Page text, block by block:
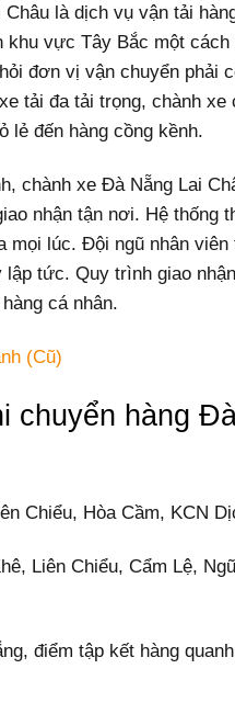
là dịch vụ vận tải
vực Tây Bắc một
đơn vị vận chuyển phải
tải đa tải trọng, chành
lẻ đến hàng cồng kềnh.
chành xe Đà Nẵng Lai
nhận tận nơi. Hệ thống
mọi lúc. Đội ngũ nhân
tức. Quy trình giao
cá nhân.
(Cũ)
chuyển hàng
Chiểu, Hòa Cầm, KCN
Liên Chiểu, Cẩm Lệ,
điểm tập kết hàng